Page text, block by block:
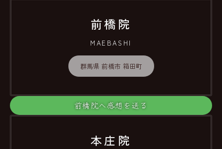
前橋院
MAEBASHI
群馬県 前橋市 箱田町
前橋院へ感想を送る
本庄院